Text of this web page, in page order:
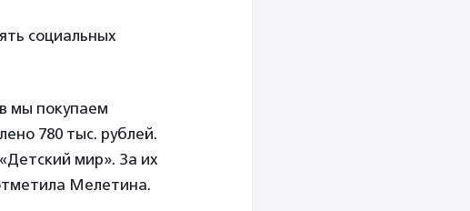
социальных
мы покупаем
780 тыс. рублей.
мир». За их
Мелетина.